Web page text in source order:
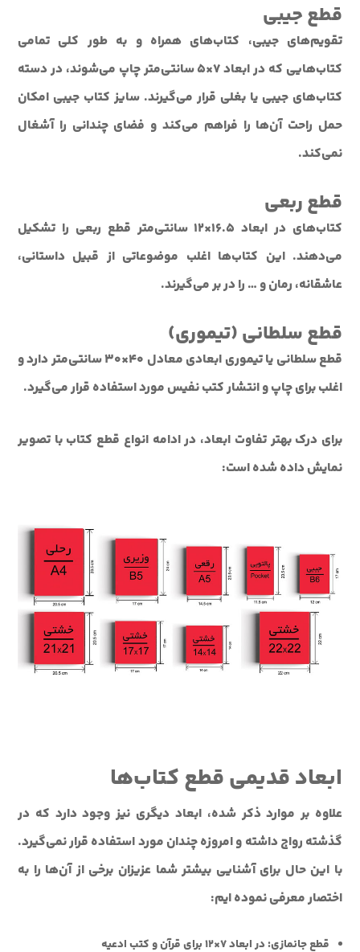
قطع جيبي
تقويم‌هاي جيبي، کتاب‌هاي همراه و به طور کلي تمامي
کتاب‌هايي که در ابعاد 7×5 سانتی‌متر چاپ مي‌شوند، در دسته
کتاب‌هاي جيبي يا بغلي قرار مي‌گيرند. سایز کتاب جیبی امکان
حمل راحت آن‌ها را فراهم می‌کند و فضای چندانی را آشغال
نمی‌کند.
قطع ربعی
کتاب‌هاي در ابعاد 16.5×12 سانتی‌متر قطع ربعی را تشکيل
می‌دهند. اين کتاب‌ها اغلب موضوعاتي از قبيل داستانی،
عاشقانه، رمان و … را در بر مي‌گيرند.
قطع سلطانی (تيموری)
قطع سلطانی يا تيموری ابعادی معادل 40×30 سانتی‌متر دارد و
اغلب براي چاپ و انتشار کتب نفيس مورد استفاده قرار می‌گيرد.
برای درک بهتر تفاوت ابعاد، در ادامه انواع قطع کتاب با تصویر
نمایش داده شده است:
ابعاد قديمی قطع کتاب‌ها
علاوه بر موارد ذکر شده، ابعاد ديگری نيز وجود دارد که در
گذشته رواج داشته و امروزه چندان مورد استفاده قرار نمی‌گيرد.
با اين حال براي آشنايي بيشتر شما عزيزان برخي از آن‌ها را به
اختصار معرفي نموده ايم:
قطع جانمازي: در ابعاد 7×12 براي قرآن و کتب ادعيه